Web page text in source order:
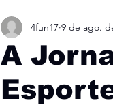
A
4fun17 9 de ago.